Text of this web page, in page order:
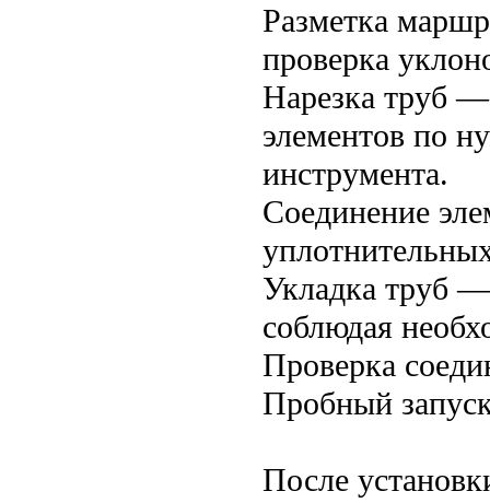
Разметка
проверка
Нарезка труб —
элементов по
инструмента.
Соединение
Укладка труб
соблюдая
Проверка
Пробный
После